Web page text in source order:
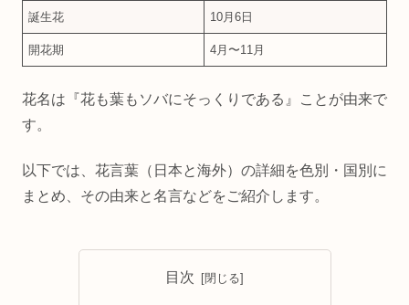
誕生花 10月6日
開花期 4月〜11月
花名は『花も葉もソバにそっくりである』ことが由来で
す。
以下では、花言葉（日本と海外）の詳細を色別・国別に
まとめ、その由来と名言などをご紹介します。
目次